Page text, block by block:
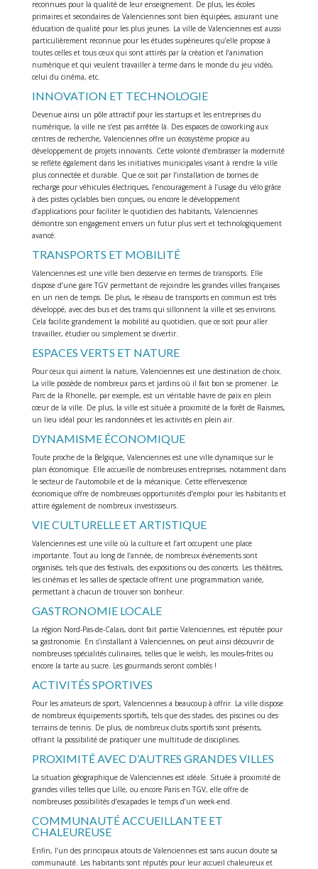
reconnues pour la qualité de leur enseignement. De plus, les écoles
primaires et secondaires de Valenciennes sont bien équipées, assurant une
éducation de qualité pour les plus jeunes. La ville de Valenciennes est aussi
particulièrement reconnue pour les études supérieures qu’elle propose à
toutes celles et tous ceux qui sont attirés par la création et l’animation
numérique et qui veulent travailler à terme dans le monde du jeu vidéo,
celui du cinéma, etc.
INNOVATION ET TECHNOLOGIE
Devenue ainsi un pôle attractif pour les startups et les entreprises du
numérique, la ville ne s’est pas arrêtée là. Des espaces de coworking aux
centres de recherche, Valenciennes offre un écosystème propice au
développement de projets innovants. Cette volonté d’embrasser la modernité
se reflète également dans les initiatives municipales visant à rendre la ville
plus connectée et durable. Que ce soit par l’installation de bornes de
recharge pour véhicules électriques, l’encouragement à l’usage du vélo grâce
à des pistes cyclables bien conçues, ou encore le développement
d’applications pour faciliter le quotidien des habitants, Valenciennes
démontre son engagement envers un futur plus vert et technologiquement
avancé.
TRANSPORTS ET MOBILITÉ
Valenciennes est une ville bien desservie en termes de transports. Elle
dispose d’une gare TGV permettant de rejoindre les grandes villes françaises
en un rien de temps. De plus, le réseau de transports en commun est très
développé, avec des bus et des trams qui sillonnent la ville et ses environs.
Cela facilite grandement la mobilité au quotidien, que ce soit pour aller
travailler, étudier ou simplement se divertir.
ESPACES VERTS ET NATURE
Pour ceux qui aiment la nature, Valenciennes est une destination de choix.
La ville possède de nombreux parcs et jardins où il fait bon se promener. Le
Parc de la Rhonelle, par exemple, est un véritable havre de paix en plein
cœur de la ville. De plus, la ville est située à proximité de la forêt de Raismes,
un lieu idéal pour les randonnées et les activités en plein air.
DYNAMISME ÉCONOMIQUE
Toute proche de la Belgique, Valenciennes est une ville dynamique sur le
plan économique. Elle accueille de nombreuses entreprises, notamment dans
le secteur de l’automobile et de la mécanique. Cette effervescence
économique offre de nombreuses opportunités d’emploi pour les habitants et
attire également de nombreux investisseurs.
VIE CULTURELLE ET ARTISTIQUE
Valenciennes est une ville où la culture et l’art occupent une place
importante. Tout au long de l’année, de nombreux événements sont
organisés, tels que des festivals, des expositions ou des concerts. Les théâtres,
les cinémas et les salles de spectacle offrent une programmation variée,
permettant à chacun de trouver son bonheur.
GASTRONOMIE LOCALE
La région Nord-Pas-de-Calais, dont fait partie Valenciennes, est réputée pour
sa gastronomie. En s’installant à Valenciennes, on peut ainsi découvrir de
nombreuses spécialités culinaires, telles que le welsh, les moules-frites ou
encore la tarte au sucre. Les gourmands seront comblés !
ACTIVITÉS SPORTIVES
Pour les amateurs de sport, Valenciennes a beaucoup à offrir. La ville dispose
de nombreux équipements sportifs, tels que des stades, des piscines ou des
terrains de tennis. De plus, de nombreux clubs sportifs sont présents,
offrant la possibilité de pratiquer une multitude de disciplines.
PROXIMITÉ AVEC D’AUTRES GRANDES VILLES
La situation géographique de Valenciennes est idéale. Située à proximité de
grandes villes telles que Lille, ou encore Paris en TGV, elle offre de
nombreuses possibilités d’escapades le temps d’un week-end.
COMMUNAUTÉ ACCUEILLANTE ET
CHALEUREUSE
Enfin, l’un des principaux atouts de Valenciennes est sans aucun doute sa
communauté. Les habitants sont réputés pour leur accueil chaleureux et